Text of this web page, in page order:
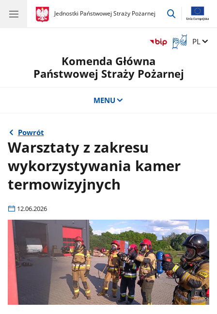
gov.pl
Jednostki Państwowej Straży Pożarnej
gov.pl
Jednostki
przejdź
Otwórz
okno
tłumaczem
języka
Zmień
PL
Komenda Główna
Państwowej Straży Pożarnej
MENU
Powrót
Warsztaty z zakresu
wykorzystywania kamer
termowizyjnych
12.06.2026